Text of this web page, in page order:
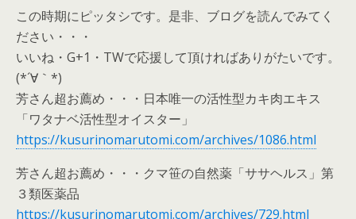
この時期にピッタシです。是非、ブログを読んでみてく
ださい・・・
いいね・G+1・TWで応援して頂ければありがたいです。
(*´∀｀*)
芳さん超お薦め・・・日本唯一の活性型カキ肉エキス
「ワタナベ活性型オイスター」
https://kusurinomarutomi.com/archives/1086.html
芳さん超お薦め・・・クマ笹の自然薬「ササヘルス」第
３類医薬品
https://kusurinomarutomi.com/archives/729.html